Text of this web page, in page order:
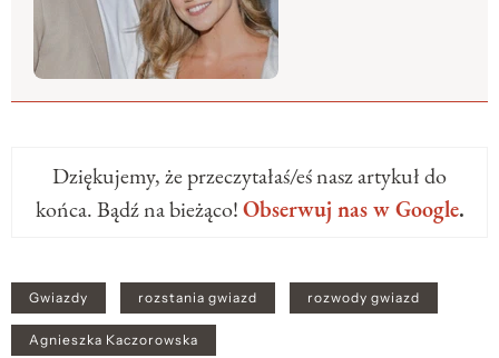
Dziękujemy, że przeczytałaś/eś nasz artykuł do
końca. Bądź na bieżąco!Obserwuj nas w Google.
Gwiazdy rozstania gwiazd rozwody gwiazd
Agnieszka Kaczorowska